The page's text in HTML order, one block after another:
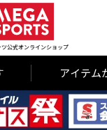
ツ公式オンラインショップ
アイテム